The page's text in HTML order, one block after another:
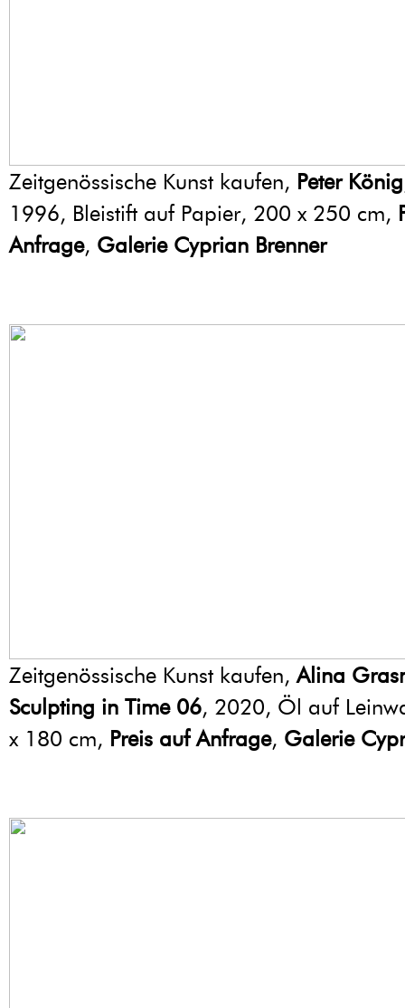
Zeitgenössische Kunst kaufen, Peter König
1996, Bleistift auf Papier, 200 x 250 cm,
Anfrage, Galerie Cyprian Brenner
Zeitgenössische Kunst kaufen,Alina
Sculpting in Time 06, 2020, Öl auf
x 180 cm, Preis auf Anfrage, Galerie